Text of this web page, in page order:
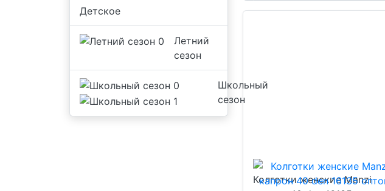
Детское
Летний
сезон
Школьный
сезон
Колготки женские Manzi